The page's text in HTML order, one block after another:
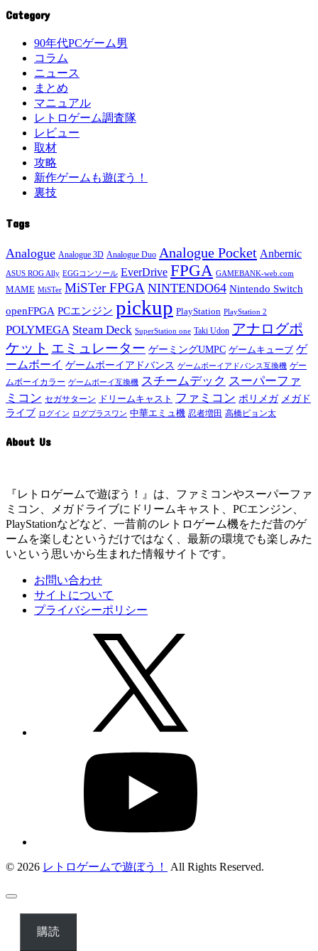
Category
90年代PCゲーム男
コラム
ニュース
まとめ
マニュアル
レトロゲーム調査隊
レビュー
取材
攻略
新作ゲームも遊ぼう！
裏技
Tags
Analogue Analogue 3D Analogue Duo Analogue Pocket Anbernic
ASUS ROG Ally EGGコンソール EverDrive FPGA GAMEBANK-web.com
MAME MiSTer MiSTer FPGA NINTENDO64 Nintendo Switch
openFPGA PCエンジン pickup PlayStation PlayStation 2
POLYMEGA Steam Deck SuperStation one Taki Udon アナログポ
ケット エミュレーター ゲーミングUMPC ゲームキューブ ゲ
ームボーイ ゲームボーイアドバンス ゲームボーイアドバンス互換機 ゲー
ムボーイカラー ゲームボーイ互換機 スチームデック スーパーファ
ミコン セガサターン ドリームキャスト ファミコン ポリメガ メガド
ライブ ログイン ログプラスワン 中華エミュ機 忍者増田 高橋ピョン太
About Us
『レトロゲームで遊ぼう！』は、ファミコンやスーパーファ
ミコン、メガドライブにドリームキャスト、PCエンジン、
PlayStationなどなど、一昔前のレトロゲーム機をただ昔のゲ
ームを楽しむというだけではなく、最新の環境でも楽しみた
いという思いから生まれた情報サイトです。
お問い合わせ
サイトについて
プライバシーポリシー
© 2026 レトロゲームで遊ぼう！ All Rights Reserved.
購読